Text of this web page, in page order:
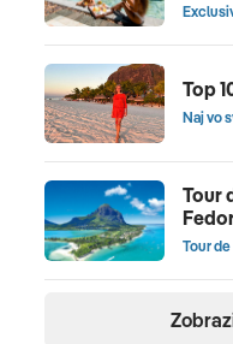
Top
Naj vo
Tour
Tour de